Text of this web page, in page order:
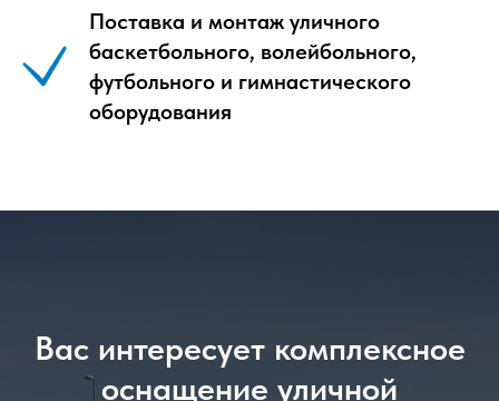
Поставка и монтаж уличного
баскетбольного, волейбольного,
футбольного и гимнастического
оборудования
Вас интересует комплексное
оснащение уличной